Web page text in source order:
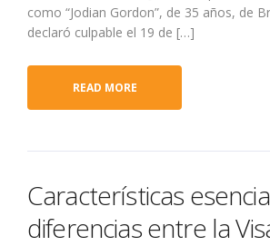
como “Jodian Gordon”, de 35 años, de
declaró culpable el 19 de […]
READ MORE
Características
diferencias entre la